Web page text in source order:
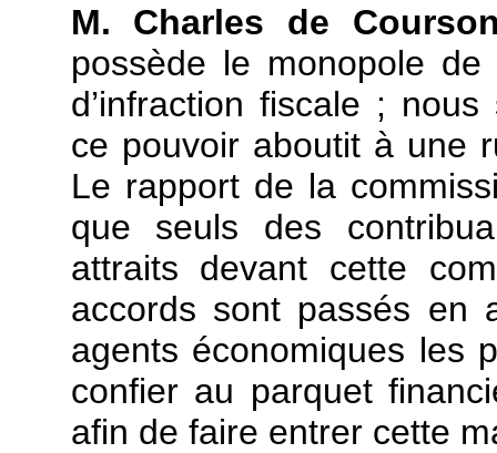
M. Charles de
possède le monopole
d’infraction fiscale ;
ce pouvoir aboutit à une
Le rapport de la
que seuls des
attraits devant cette
accords sont passés en
agents économiques les
confier au parquet
afin de faire entrer cette